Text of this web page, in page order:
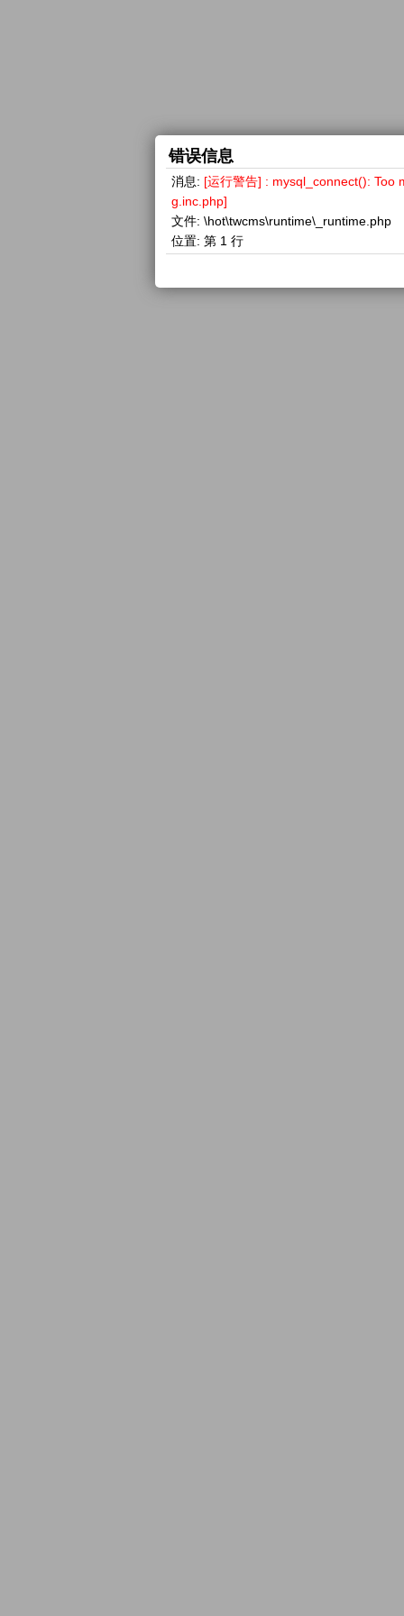
错误信息
消息: [运行警告] : mysql_connect(): Too
g.inc.php]
文件: \hot\twcms\runtime\_runtime.php
位置: 第 1 行